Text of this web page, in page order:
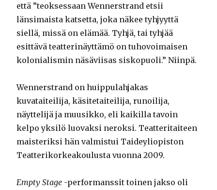
että ”teoksessaan Wennerstrand etsii
länsimaista katsetta, joka näkee tyhjyyttä
siellä, missä on elämää. Tyhjä, tai tyhjää
esittävä teatterinäyttämö on tuhovoimaisen
kolonialismin näsäviisas siskopuoli.” Niinpä.
Wennerstrand on huippulahjakas
kuvataiteilija, käsitetaiteilija, runoilija,
näyttelijä ja muusikko, eli kaikilla tavoin
kelpo yksilö luovaksi neroksi. Teatteritaiteen
maisteriksi hän valmistui Taideyliopiston
Teatterikorkeakoulusta vuonna 2009.
Empty Stage -performanssit toinen jakso oli